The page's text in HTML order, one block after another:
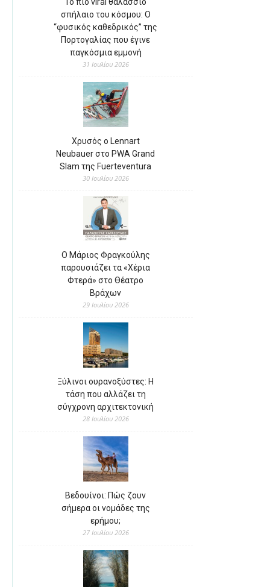
σπήλαιο του κόσμου: Ο
“φυσικός καθεδρικός” της
Πορτογαλίας που έγινε
παγκόσμια εμμονή
31 Ιουλίου 2026
Χρυσός ο Lennart
Neubauer στο PWA Grand
Slam της Fuerteventura
30 Ιουλίου 2026
Ο Μάριος Φραγκούλης
παρουσιάζει τα «Χέρια
Φτερά» στο Θέατρο
Βράχων
29 Ιουλίου 2026
Ξύλινοι ουρανοξύστες: Η
τάση που αλλάζει τη
σύγχρονη αρχιτεκτονική
28 Ιουλίου 2026
Βεδουίνοι: Πώς ζουν
σήμερα οι νομάδες της
ερήμου;
27 Ιουλίου 2026